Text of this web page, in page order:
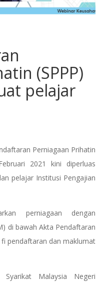
(SPPP)
pelajar
Perniagaan Prihatin
2021 kini diperluas
pelajar Institusi Pengajian
perniagaan dengan
di bawah Akta Pendaftaran
fi pendaftaran dan maklumat
Syarikat Malaysia Negeri